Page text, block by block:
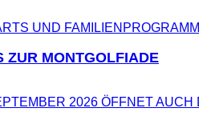
ZUR MONTGOLFIADE